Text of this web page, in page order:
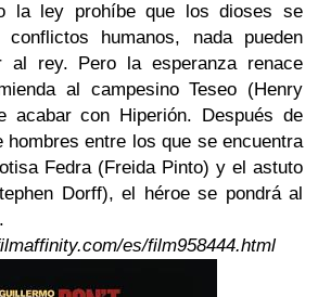
la ley prohíbe que los dioses se
humanos, nada pueden
al rey. Pero la esperanza renace
al campesino Teseo (Henry
acabar con Hiperión. Después de
hombres entre los que se encuentra
Fedra (Freida Pinto) y el astuto
Dorff), el héroe se pondrá al
es/film958444.html